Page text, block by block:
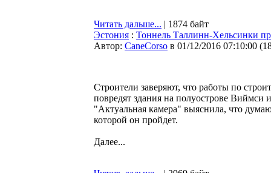
Читать дальше... | 1874 байт
Эстония : Тоннель Таллинн-Хельсинки
Автор: CaneCorso в 01/12/2016 07:10:00 (
Строители заверяют, что работы по
повредят здания на полуострове Виймси
"Актуальная камера" выяснила, что
которой он пройдет.
Далее...